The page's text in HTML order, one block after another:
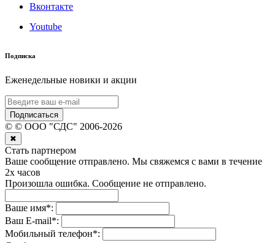
Вконтакте
Youtube
Подписка
Еженедельные новики и акции
Подписаться
© © ООО "СДС" 2006-2026
✖
Стать партнером
Ваше сообщение отправлено. Мы свяжемся с вами в течение
2х часов
Произошла ошибка. Сообщение не отправлено.
Ваше имя*:
Ваш E-mail*:
Мобильный телефон*: